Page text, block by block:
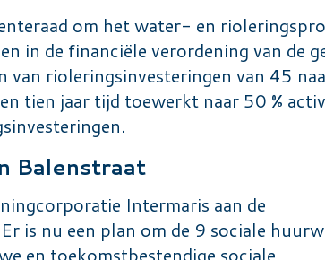
om het water- en
in de financiële verordening van de
van rioleringsinvesteringen van 45
tien jaar tijd toewerkt naar 50 %
Balenstraat
Intermaris aan de
is nu een plan om de 9 sociale
en toekomstbestendige sociale